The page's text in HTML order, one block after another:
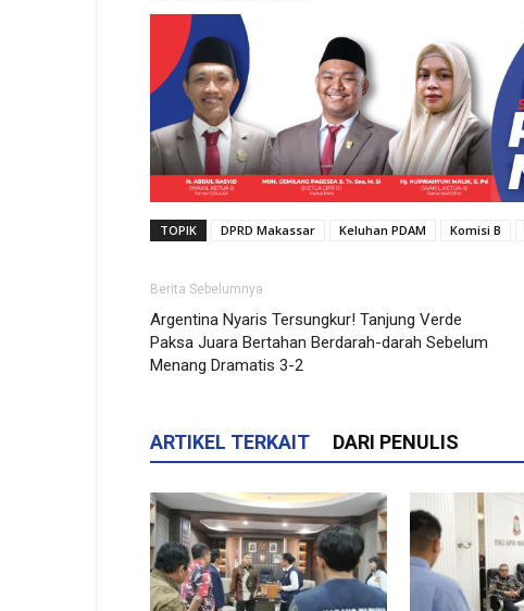
TOPIK DPRD Makassar Keluhan PDAM Komisi B
Berita Sebelumnya
Argentina Nyaris Tersungkur! Tanjung Verde
Paksa Juara Bertahan Berdarah-darah Sebelum
Menang Dramatis 3-2
ARTIKEL TERKAIT DARI PENULIS